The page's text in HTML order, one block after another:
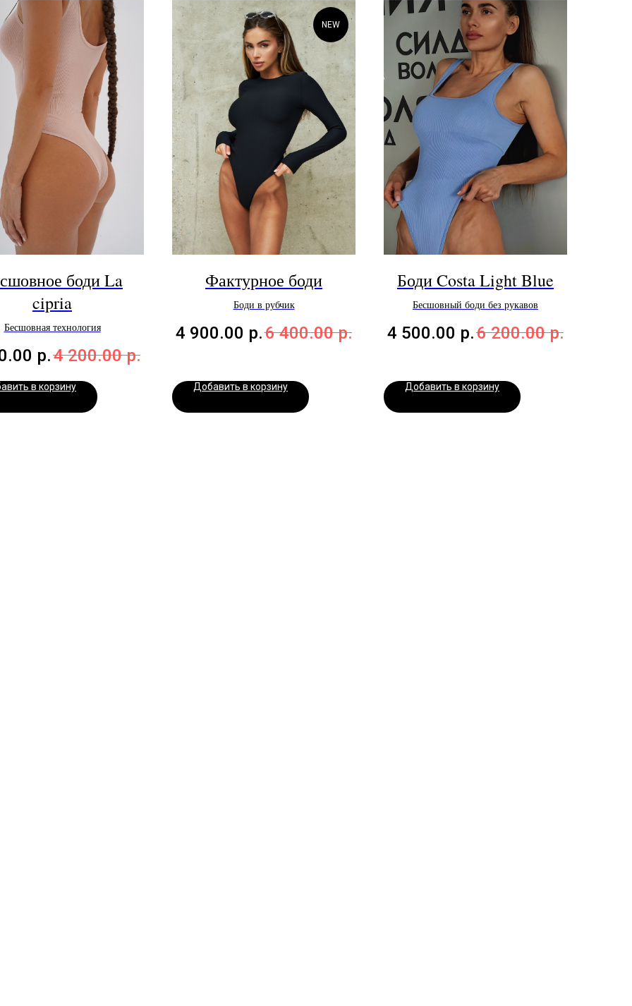
боди La
cipria
Бесшовная технология
р.4 200.00 р.
в корзину
NEW
Фактурное боди
Боди в рубчик
4 900.00 р.6 400.00 р.
Добавить в корзину
Боди Costa Light Blue
Бесшовный боди без рукавов
4 500.00 р.6 200.00 р.
Добавить в корзину